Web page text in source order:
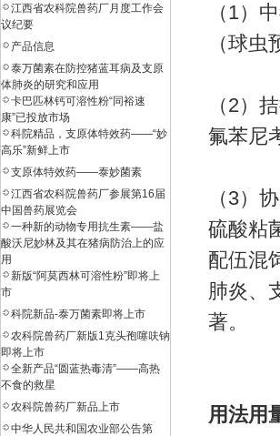
江西省农科院兽药厂月度工作会
议纪要
产品信息
泰万菌素在防控猪蓝耳病及支原
体肺炎的研究和应用
卡巴匹林钙可溶性粉“同裕速
康”已投放市场
科院精品，支原体特效药——“妙
高乐”新鲜上市
支原体特效药——泰妙菌素
江西省农科院兽药厂参展第16届
中国兽药展览会
一种新的动物专用抗生素——盐
酸沃尼妙林及其在猪病防治上的应
用
新版“阿莫西林可溶性粉”即将上
市
科院新品-泰万菌素即将上市
农科院兽药厂新版1克头孢噻呋钠
即将上市
全新产品“圆蓝热毒清”——高热
不食的救星
农科院兽药厂新品上市
中华人民共和国农业部公告第
（1）
（球
（2）
氟苯尼
（3）
硫酸粘
配伍混
肺炎、
著。
用法用